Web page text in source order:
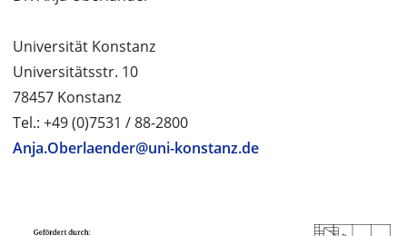
Universität Konstanz
Universitätsstr. 10
78457 Konstanz
Tel.: +49 (0)7531 / 88-2800
Anja.Oberlaender@uni-konstanz.de